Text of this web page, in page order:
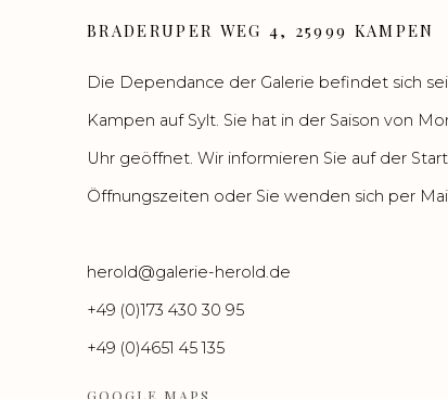
BRADERUPER WEG 4, 25999 KAMPEN
Die Dependance der Galerie befindet sich
Kampen auf Sylt. Sie hat in der Saison von
Uhr geöffnet. Wir informieren Sie auf der
Öffnungszeiten oder Sie wenden sich per
herold@galerie-herold.de
+49 (0)173 430 30 95
+49 (0)4651 45 135
GOOGLE MAPS